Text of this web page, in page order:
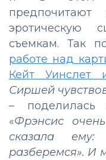
предпочитают
эротическую
съемкам. Так
работе над
Кейт
Сиршей
– поделилась
«Фрэнсис
сказала
разберемся». И